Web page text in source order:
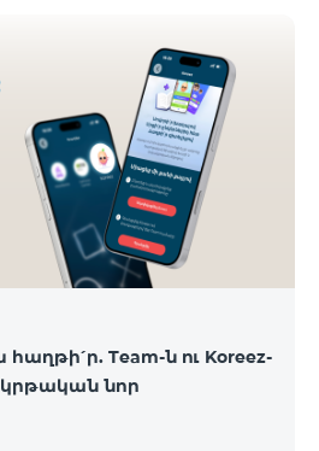
Team-ն ու Koreez-
նոր